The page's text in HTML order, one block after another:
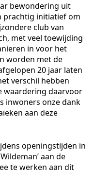
bewondering uit
prachtig initiatief om
club van
met veel toewijding
in voor het
worden met de
20 jaar laten
verschil hebben
waardering daarvoor
inwoners onze dank
aan deze
openingstijden in
aan de
te werken aan dit